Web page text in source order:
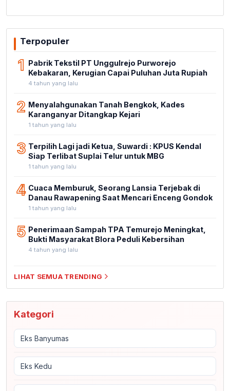
Terpopuler
1 Pabrik Tekstil PT Unggulrejo Purworejo
Kebakaran, Kerugian Capai Puluhan Juta Rupiah
4 tahun yang lalu
2 Menyalahgunakan Tanah Bengkok, Kades
Karanganyar Ditangkap Kejari
1 tahun yang lalu
3 Terpilih Lagi jadi Ketua, Suwardi : KPUS Kendal
Siap Terlibat Suplai Telur untuk MBG
1 tahun yang lalu
4 Cuaca Memburuk, Seorang Lansia Terjebak di
Danau Rawapening Saat Mencari Enceng Gondok
1 tahun yang lalu
5 Penerimaan Sampah TPA Temurejo Meningkat,
Bukti Masyarakat Blora Peduli Kebersihan
4 tahun yang lalu
LIHAT SEMUA TRENDING
Kategori
Eks Banyumas
Eks Kedu